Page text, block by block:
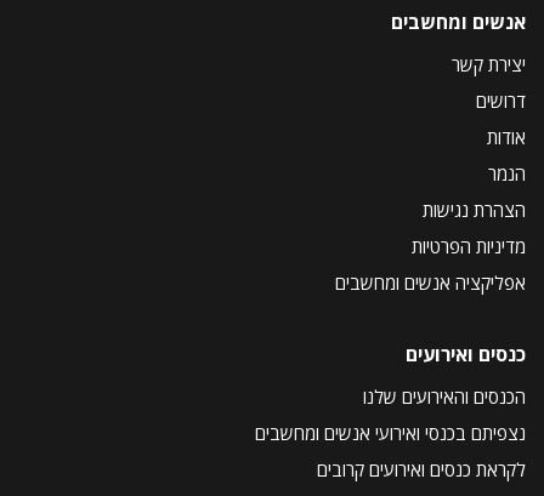
אנשים ומחשבים
יצירת קשר
דרושים
אודות
הנמר
הצהרת נגישות
מדיניות הפרטיות
אפליקציה אנשים ומחשבים
כנסים ואירועים
הכנסים והאירועים שלנו
נצפיתם בכנסי ואירועי אנשים ומחשבים
לקראת כנסים ואירועים קרובים